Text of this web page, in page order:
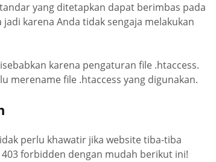
yang ditetapkan dapat berimbas pada
karena Anda tidak sengaja melakukan
karena pengaturan file .htaccess.
merename file .htaccess yang digunakan.
perlu khawatir jika website tiba-tiba
forbidden dengan mudah berikut ini!